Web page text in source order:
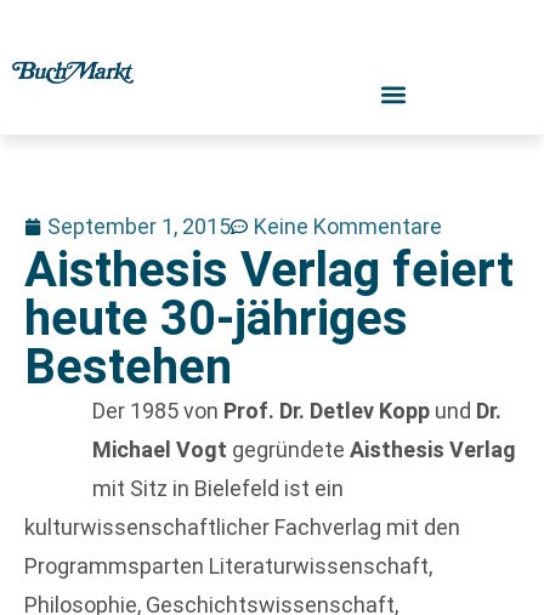
September 1, 2015 Keine Kommentare
Aisthesis Verlag feiert
heute 30-jähriges
Bestehen
Der 1985 von Prof. Dr. Detlev Kopp und Dr.
Michael Vogt gegründete Aisthesis Verlag
mit Sitz in Bielefeld ist ein
kulturwissenschaftlicher Fachverlag mit den
Programmsparten Literaturwissenschaft,
Philosophie, Geschichtswissenschaft,